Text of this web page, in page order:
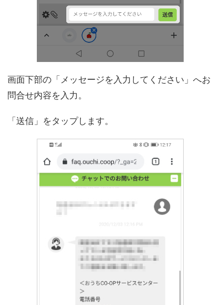
画面下部の「メッセージを入力してください」へお
問合せ内容を入力。
「送信」をタップします。